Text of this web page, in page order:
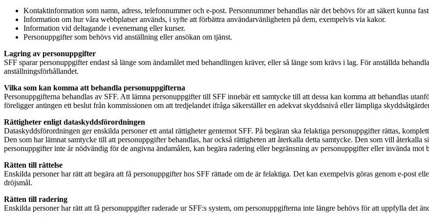
Kontaktinformation som namn, adress, telefonnummer och e-post. Personnummer behandlas när det behövs för att säkert kunna
Information om hur våra webbplatser används, i syfte att förbättra användarvänligheten på dem, exempelvis via kakor.
Information vid deltagande i evenemang eller kurser.
Personuppgifter som behövs vid anställning eller ansökan om tjänst.
Lagring av personuppgifter
SFF sparar personuppgifter endast så länge som ändamålet med behandlingen kräver, eller så länge som krävs i lag. För anställda
anställningsförhållandet.
Vilka som kan komma att behandla personuppgifterna
Personuppgifterna behandlas av SFF. Att lämna personuppgifter till SFF innebär ett samtycke till att dessa kan komma att behandlas
föreligger antingen ett beslut från kommissionen om att tredjelandet ifråga säkerställer en adekvat skyddsnivå eller lämpliga
Rättigheter enligt dataskyddsförordningen
Dataskyddsförordningen ger enskilda personer ett antal rättigheter gentemot SFF. På begäran ska felaktiga personuppgifter rättas,
Den som har lämnat samtycke till att personuppgifter behandlas, har också rättigheten att återkalla detta samtycke. Den som vill återkalla
personuppgifter inte är nödvändig för de angivna ändamålen, kan begära radering eller begränsning av personuppgifter eller invända mot
Rätten till rättelse
Enskilda personer har rätt att begära att få personuppgifter hos SFF rättade om de är felaktiga. Det kan exempelvis göras genom e-post
dröjsmål.
Rätten till radering
Enskilda personer har rätt att få personuppgifter raderade ur SFF:s system, om personuppgifterna inte längre behövs för att uppfylla det